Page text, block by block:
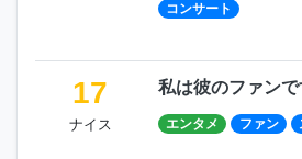
コンサート
17
ナイス
私は彼のファンで
エンタメ ファン